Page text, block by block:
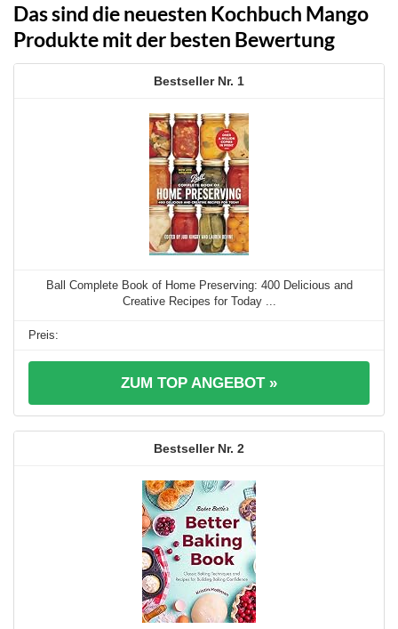
Das sind die neuesten Kochbuch Mango
Produkte mit der besten Bewertung
1
Ball Complete Book of Home Preserving: 400 Delicious and
Creative Recipes for Today ...
ZUM TOP ANGEBOT »
2